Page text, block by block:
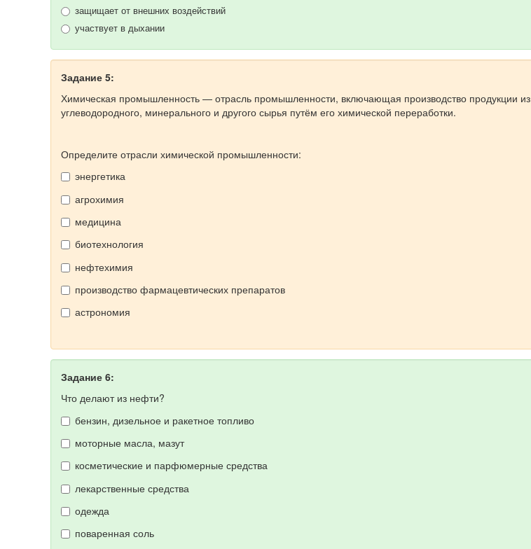
защищает от внешних воздействий
участвует в дыхании
Задание 5:
Химическая промышленность — отрасль промышленности, включающая производство продукции из
углеводородного, минерального и другого сырья путём его химической переработки.
Определите отрасли химической промышленности:
энергетика
агрохимия
медицина
биотехнология
нефтехимия
производство фармацевтических препаратов
астрономия
Задание 6:
Что делают из нефти?
бензин, дизельное и ракетное топливо
моторные масла, мазут
косметические и парфюмерные средства
лекарственные средства
одежда
поваренная соль